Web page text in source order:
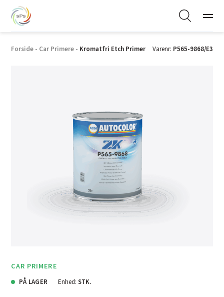
Forside - Car Primere - Kromatfri Etch Primer Varenr: P565-9868/E3
CAR PRIMERE
PÅ LAGER Enhed: STK.